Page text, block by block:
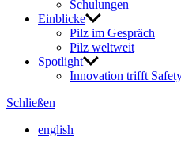
Schu­lungen
Einblicke
Pilz im Gespräch
Pilz welt­weit
Spot­light
Inno­va­tion trifft
Schließen
english